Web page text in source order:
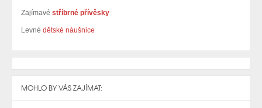
Zajímavé stříbrné přívěsky
Levné dětské náušnice
MOHLO BY VÁS ZAJÍMAT: